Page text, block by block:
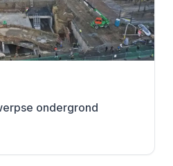
ondergrond